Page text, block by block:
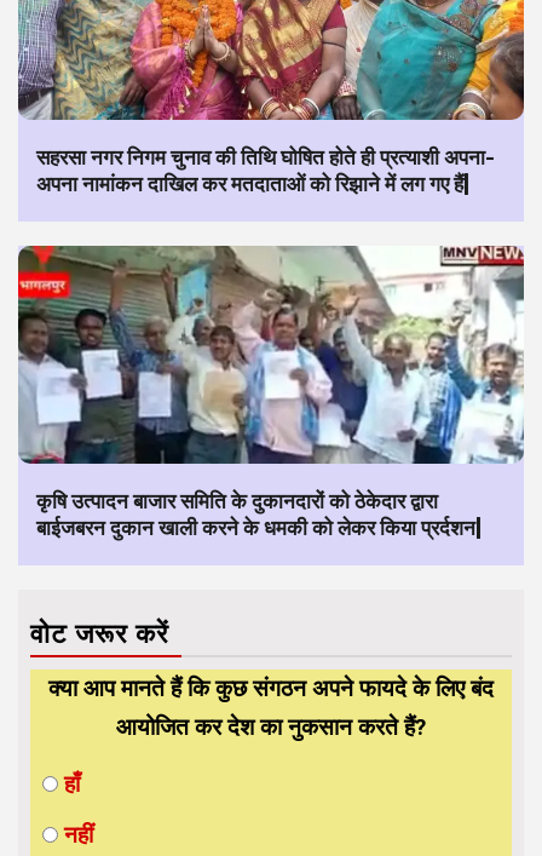
सहरसा नगर निगम चुनाव की तिथि घोषित होते ही प्रत्याशी अपना-
अपना नामांकन दाखिल कर मतदाताओं को रिझाने में लग गए हैं|
कृषि उत्पादन बाजार समिति के दुकानदारों को ठेकेदार द्वारा
बाईजबरन दुकान खाली करने के धमकी को लेकर किया प्रर्दशन|
वोट जरूर करें
क्या आप मानते हैं कि कुछ संगठन अपने फायदे के लिए बंद
आयोजित कर देश का नुकसान करते हैं?
हाँ
नहीं